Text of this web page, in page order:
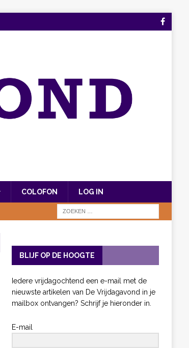
COLOFON LOG IN
BLIJF OP DE HOOGTE
Iedere vrijdagochtend een e-mail met de
nieuwste artikelen van De Vrijdagavond in je
mailbox ontvangen? Schrijf je hieronder in.
E-mail